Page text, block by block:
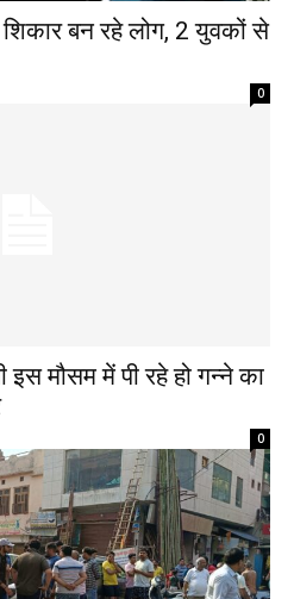
बन रहे लोग, 2 युवकों से
0
मौसम में पी रहे हो गन्ने का
0